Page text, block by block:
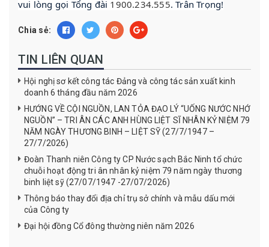
vui lòng gọi Tổng đài 1900.234.555. Trân Trọng!
Chia sẻ:
TIN LIÊN QUAN
Hội nghị sơ kết công tác Đảng và công tác sản xuất kinh
doanh 6 tháng đầu năm 2026
HƯỚNG VỀ CỘI NGUỒN, LAN TỎA ĐẠO LÝ “UỐNG NƯỚC NHỚ
NGUỒN” – TRI ÂN CÁC ANH HÙNG LIỆT SĨ NHÂN KỶ NIỆM 79
NĂM NGÀY THƯƠNG BINH – LIỆT SỸ (27/7/1947 –
27/7/2026)
Đoàn Thanh niên Công ty CP Nước sạch Bắc Ninh tổ chức
chuỗi hoạt động tri ân nhân kỷ niệm 79 năm ngày thương
binh liệt sỹ (27/07/1947 -27/07/2026)
Thông báo thay đổi địa chỉ trụ sở chính và mẫu dấu mới
của Công ty
Đại hội đồng Cổ đông thường niên năm 2026